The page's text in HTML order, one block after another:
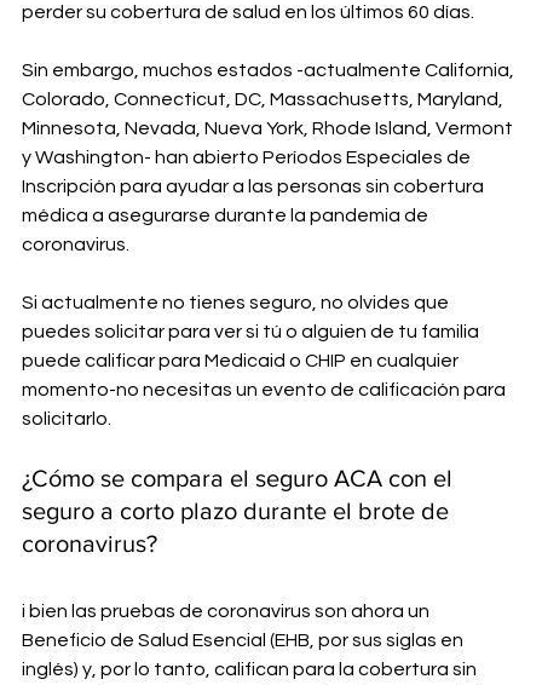
perder su cobertura de salud en los últimos 60 días.
Sin embargo, muchos estados -actualmente California,
Colorado, Connecticut, DC, Massachusetts, Maryland,
Minnesota, Nevada, Nueva York, Rhode Island, Vermont
y Washington- han abierto Períodos Especiales de
Inscripción para ayudar a las personas sin cobertura
médica a asegurarse durante la pandemia de
coronavirus.
Si actualmente no tienes seguro, no olvides que
puedes solicitar para ver si tú o alguien de tu familia
puede calificar para Medicaid o CHIP en cualquier
momento-no necesitas un evento de calificación para
solicitarlo.
¿Cómo se compara el seguro ACA con el
seguro a corto plazo durante el brote de
coronavirus?
i bien las pruebas de coronavirus son ahora un
Beneficio de Salud Esencial (EHB, por sus siglas en
inglés) y, por lo tanto, califican para la cobertura sin